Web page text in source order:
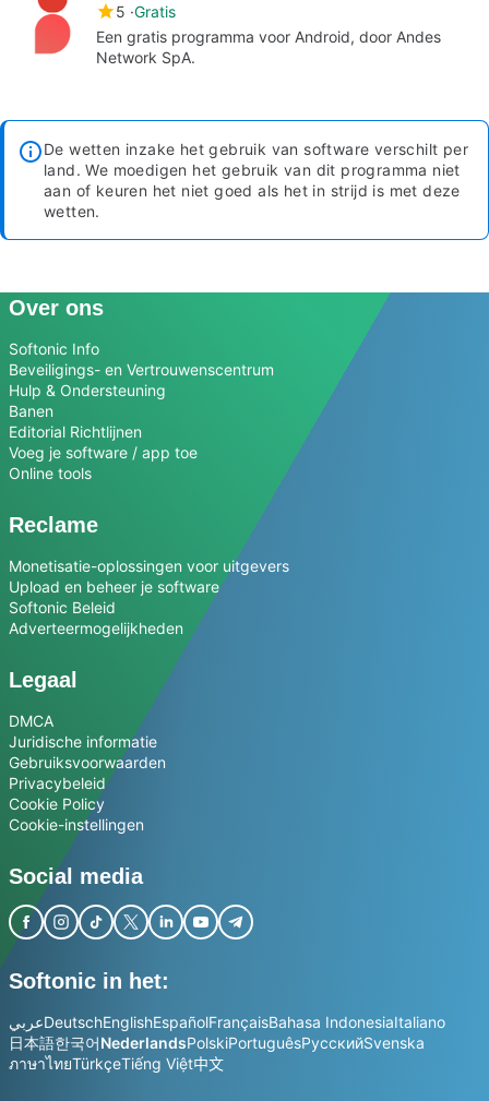
5 Gratis
Een gratis programma voor Android, door Andes
Network SpA.
De wetten inzake het gebruik van software verschilt per
land. We moedigen het gebruik van dit programma niet
aan of keuren het niet goed als het in strijd is met deze
wetten.
Over ons
Softonic Info
Beveiligings- en Vertrouwenscentrum
Hulp & Ondersteuning
Banen
Editorial Richtlijnen
Voeg je software / app toe
Online tools
Reclame
Monetisatie-oplossingen voor uitgevers
Upload en beheer je software
Softonic Beleid
Adverteermogelijkheden
Legaal
DMCA
Juridische informatie
Gebruiksvoorwaarden
Privacybeleid
Cookie Policy
Cookie-instellingen
Social media
Softonic in het:
عربيDeutschEnglishEspañolFrançaisBahasa IndonesiaItaliano
日本語한국어NederlandsPolskiPortuguêsРусскийSvenska
ภาษาไทยTürkçeTiếng Việt中文